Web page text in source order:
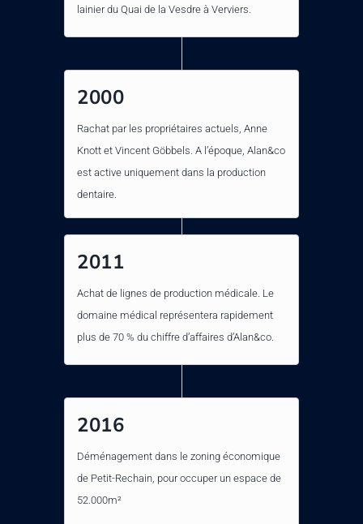
lainier du Quai de la Vesdre à Verviers.
2000
Rachat par les propriétaires actuels, Anne
Knott et Vincent Göbbels. A l’époque, Alan&co
est active uniquement dans la production
dentaire.
2011
Achat de lignes de production médicale. Le
domaine médical représentera rapidement
plus de 70 % du chiffre d’affaires d’Alan&co.
2016
Déménagement dans le zoning économique
de Petit-Rechain, pour occuper un espace de
52.000m²